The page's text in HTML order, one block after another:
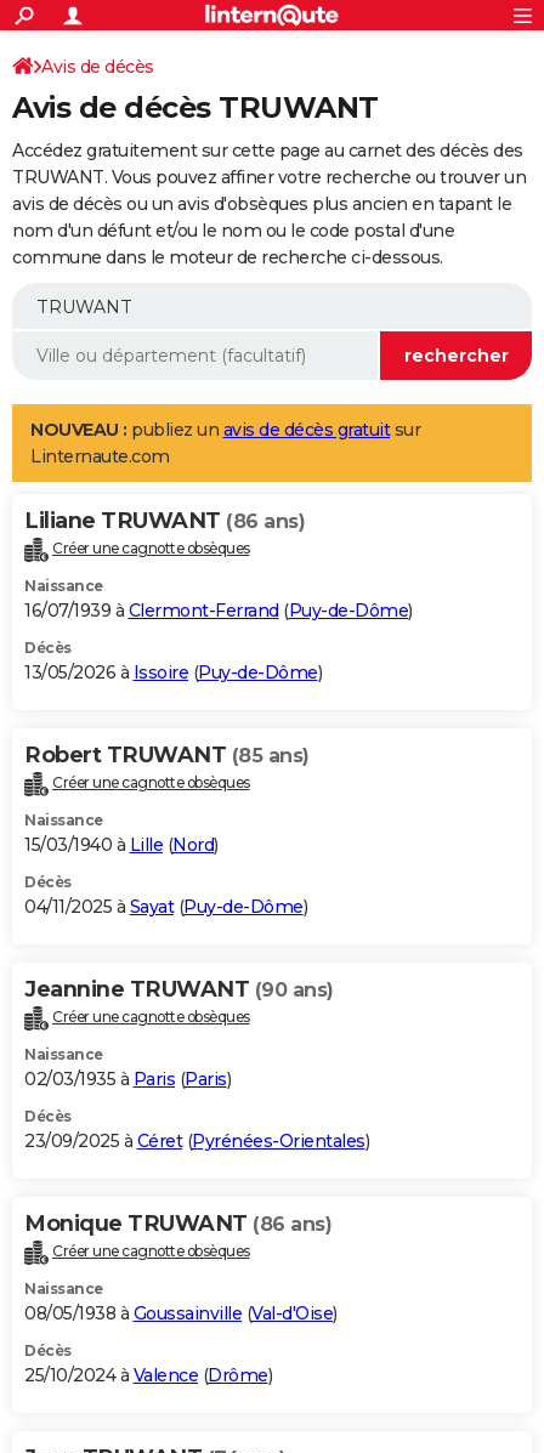
ACTUALITÉS
Politique
Société
Faits Divers
Education
Monde
Villes
+
SPORT
Coupe du monde 2026
Football
Tennis
Cyclisme
Rugby
Forum
Programme TV
TNT
Streaming
Cinéma
Sorties cinéma
Musique
+
FINANCE
Retraite
Epargne
Immobilier
Risques naturels par ville
Banque
Assurance
AUTO
Essais
Réserver un essai
Citadines
Berlines
SUV
Forum auto
+
Mobiles
Meilleur smartphone
Internet
Ordinateurs
Jeux vidéo
Guide high-tech
Aménagement intérieur
LIFESTYLE
Art de vivre
Bien-être
Loisirs
Mode
Modes de vie
Alimentation
Guide de la santé
Maladies
Médicaments
Sommeil
VOYAGE
Destinations
City break
Voyage nature
Voyage de noces
Forum
Climat
+PHOTO
GUIDES D'ACHAT
BONS PLANS
Carte de Noël
Carte Bonne année
Carte Saint-Valentin
Carte Pâques
Carte d'anniversaire
DICTIONNAIRE
Dictionnaire
Biographies
Citations
Expressions
Proverbes
PROGRAMME TV
S'inscrire
Se connecter
Lycées
Collèges
Primaires
Universités
Entreprises
Service militaire
Avis de recherche
AVIS DE DÉCÈS
Bricolage
Lifestyle
Culture
Sport
Auto
Television
Voyage
Cinema
Avis de décès
Avis de décès TRUWANT
Accédez gratuitement sur cette page au carnet des décès des
TRUWANT. Vous pouvez affiner votre recherche ou trouver un
avis de décès ou un avis d'obsèques plus ancien en tapant le
nom d'un défunt et/ou le nom ou le code postal d'une
commune dans le moteur de recherche ci-dessous.
NOUVEAU : publiez un avis de décès gratuitsur
Linternaute.com
Liliane TRUWANT (86 ans)
Créer une cagnotte obsèques
Naissance
16/07/1939 à Clermont-Ferrand (Puy-de-Dôme)
Décès
13/05/2026 à Issoire (Puy-de-Dôme)
Robert TRUWANT (85 ans)
Créer une cagnotte obsèques
Naissance
15/03/1940 à Lille (Nord)
Décès
04/11/2025 à Sayat(Puy-de-Dôme)
Jeannine TRUWANT (90 ans)
Créer une cagnotte obsèques
Naissance
02/03/1935 à Paris (Paris)
Décès
23/09/2025 à Céret(Pyrénées-Orientales)
Monique TRUWANT (86 ans)
Créer une cagnotte obsèques
Naissance
08/05/1938 à Goussainville (Val-d'Oise)
Décès
25/10/2024 à Valence (Drôme)